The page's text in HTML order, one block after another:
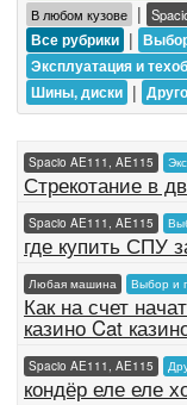
В любом кузове |
Все рубрики |
Эксплуатация и
Шины, диски |
Spacio AE111, AE115
Стрекотание в
Spacio AE111, AE115
где купить СПУ
Любая машина Выбор и
Как на счет
казино Cat
Spacio AE111, AE115
кондёр еле еле